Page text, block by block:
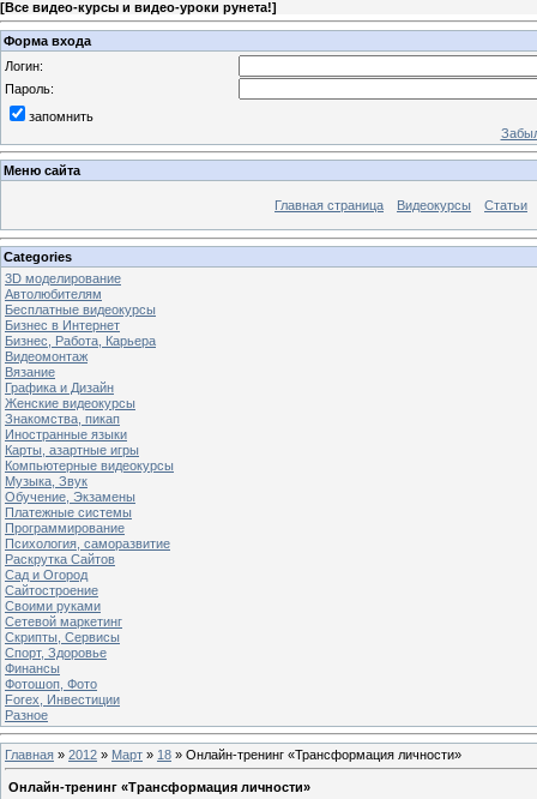
[Все видео-курсы и видео-уроки рунета!]
Форма входа
Логин:
Пароль:
запомнить
Меню сайта
Главная страница Видеокурсы Статьи
Categories
3D моделирование
Автолюбителям
Бесплатные видеокурсы
Бизнес в Интернет
Бизнес, Работа, Карьера
Видеомонтаж
Вязание
Графика и Дизайн
Женские видеокурсы
Знакомства, пикап
Иностранные языки
Карты, азартные игры
Компьютерные видеокурсы
Музыка, Звук
Обучение, Экзамены
Платежные системы
Программирование
Психология, саморазвитие
Раскрутка Сайтов
Cад и Огород
Сайтостроение
Своими руками
Сетевой маркетинг
Скрипты, Сервисы
Спорт, Здоровье
Финансы
Фотошоп, Фото
Forex, Инвестиции
Разное
Главная » 2012 » Март » 18 » Онлайн-тренинг «Трансформация личности»
Онлайн-тренинг «Трансформация личности»